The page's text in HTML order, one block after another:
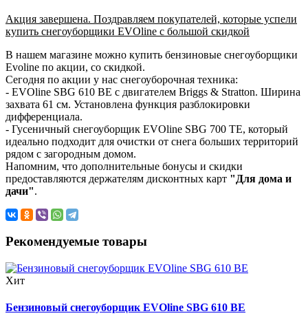
Акция завершена. Поздравляем покупателей, которые успели
купить снегоуборщики EVOline с большой скидкой
В нашем магазине можно купить бензиновые снегоуборщики
Evoline по акции, со скидкой.
Сегодня по акции у нас снегоуборочная техника:
- EVOline SBG 610 BE с двигателем Briggs & Stratton. Ширина
захвата 61 см. Установлена функция разблокировки
дифференциала.
- Гусеничный снегоуборщик EVOline SBG 700 TE, который
идеально подходит для очистки от снега больших территорий
рядом с загородным домом.
Напомним, что дополнительные бонусы и скидки
предоставляются держателям дисконтных карт "Для дома и
дачи".
Рекомендуемые товары
Хит
Бензиновый снегоуборщик EVOline SBG 610 BE